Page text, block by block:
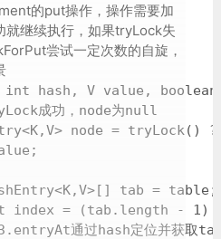
的put操作，操作需要加
继续执行，如果tryLock失
尝试一定次数的自旋，
hash, V value,
，node为null
node = tryLock() ?
tab = table;
- 1) &
定位并获取table中指定